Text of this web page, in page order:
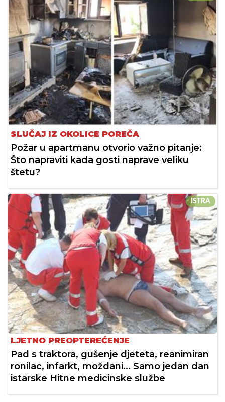
SLUČAJ IZ OKOLICE POREČA
Požar u apartmanu otvorio važno pitanje:
Što napraviti kada gosti naprave veliku
štetu?
ISTRA
LJETNO PREOPTEREĆENJE
Pad s traktora, gušenje djeteta, reanimiran
ronilac, infarkt, moždani... Samo jedan dan
istarske Hitne medicinske službe